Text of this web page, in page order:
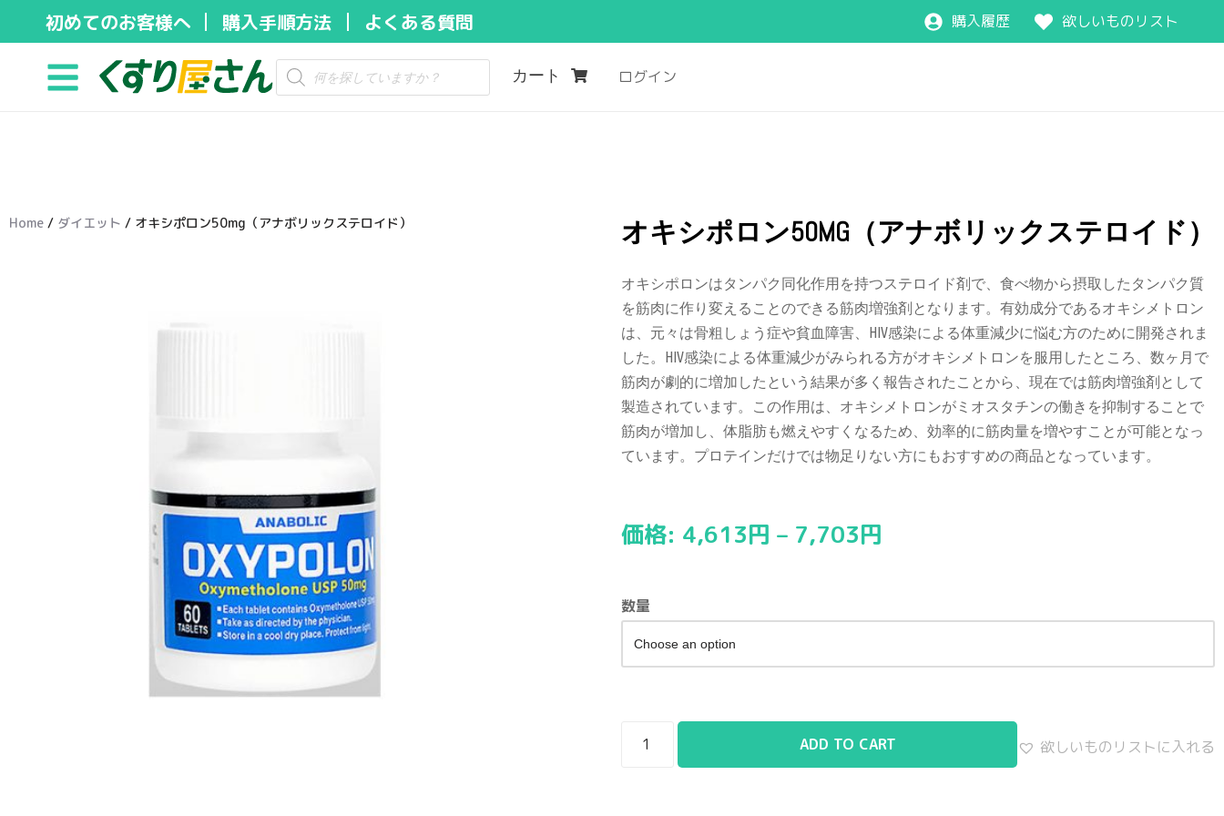
キ
初めてのお客様へ 購入手順方法 よくある質問 購入履歴 欲しいものリスト
カート ログイン
Home / ダイエット / オキシポロン50mg（アナボリックステロイド） オキシポロン50MG（アナボリックステロイド）
オキシポロンはタンパク同化作用を持つステロイド剤で、食べ物から摂取したタンパク質
を筋肉に作り変えることのできる筋肉増強剤となります。有効成分であるオキシメトロン
は、元々は骨粗しょう症や貧血障害、HIV感染による体重減少に悩む方のために開発されま
した。HIV感染による体重減少がみられる方がオキシメトロンを服用したところ、数ヶ月で
筋肉が劇的に増加したという結果が多く報告されたことから、現在では筋肉増強剤として
製造されています。この作用は、オキシメトロンがミオスタチンの働きを抑制することで
筋肉が増加し、体脂肪も燃えやすくなるため、効率的に筋肉量を増やすことが可能となっ
ています。プロテインだけでは物足りない方にもおすすめの商品となっています。
価格: 4,613円 – 7,703円
数量
ADD TO CART 欲しいものリストに入れる